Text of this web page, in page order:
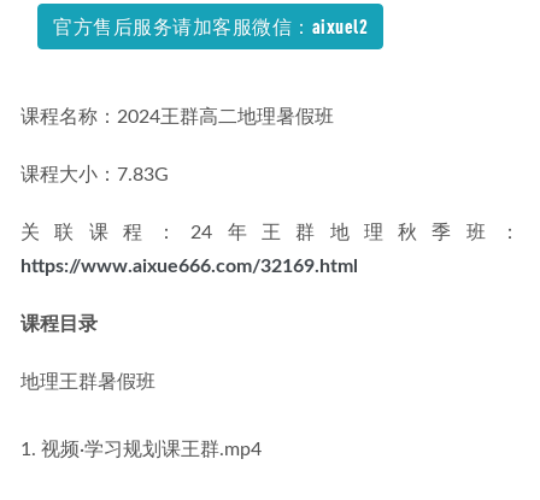
官方售后服务请加客服微信：aixuel2
课程名称：2024王群高二地理暑假班
课程大小：7.83G
关联课程：24年王群地理秋季班：
https://www.aixue666.com/32169.html
课程目录
地理王群暑假班
1. 视频·学习规划课王群.mp4